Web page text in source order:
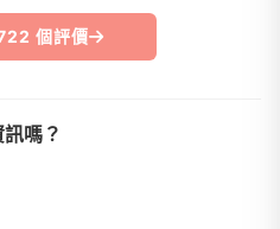
個評價
嗎？